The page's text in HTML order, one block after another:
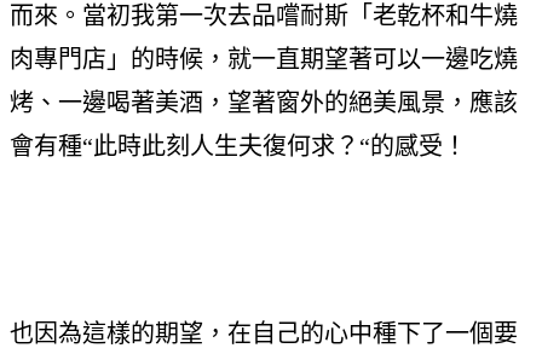
而來。當初我第一次去品嚐耐斯「老乾杯和牛燒
肉專門店」的時候，就一直期望著可以一邊吃燒
烤、一邊喝著美酒，望著窗外的絕美風景，應該
會有種“此時此刻人生夫復何求？“的感受！
也因為這樣的期望，在自己的心中種下了一個要